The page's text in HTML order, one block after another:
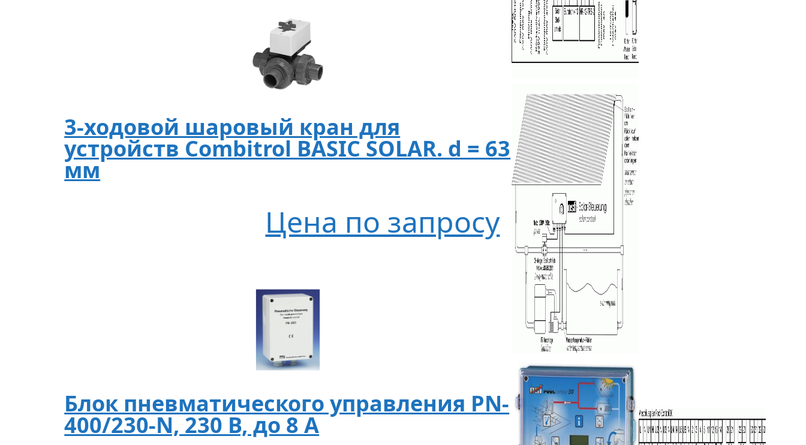
3-ходовой шаровый кран для
устройств Combitrol BASIC SOLAR. d = 63
мм
Цена по запросу
Блок пневматического управления PN-
400/230-N, 230 В, до 8 А